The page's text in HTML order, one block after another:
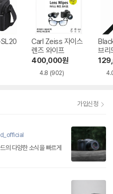
Carl Zeiss 자이스
렌즈 와이프
400,000원
4.8 (902)
브리
가입신청
의 다양한 소식을 빠르게